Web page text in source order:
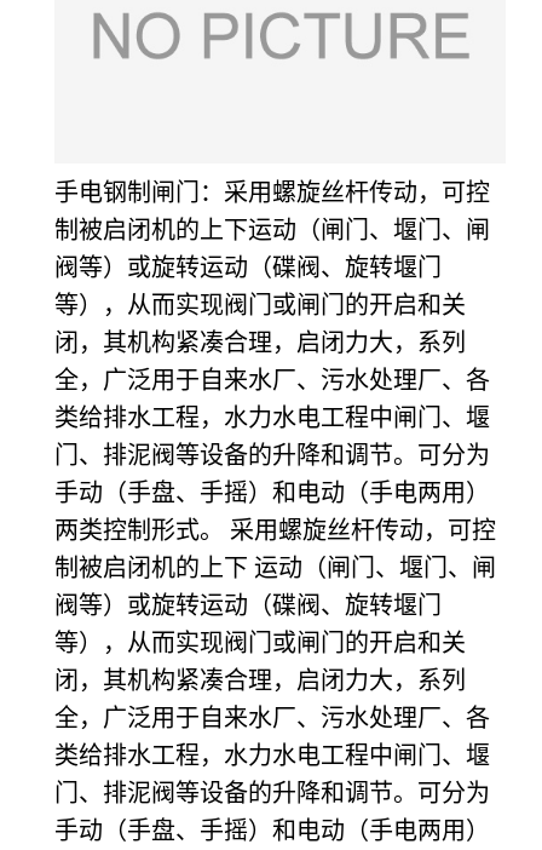
手电钢制闸门：采用螺旋丝杆传动，可控
制被启闭机的上下运动（闸门、堰门、闸
阀等）或旋转运动（碟阀、旋转堰门
等），从而实现阀门或闸门的开启和关
闭，其机构紧凑合理，启闭力大，系列
全，广泛用于自来水厂、污水处理厂、各
类给排水工程，水力水电工程中闸门、堰
门、排泥阀等设备的升降和调节。可分为
手动（手盘、手摇）和电动（手电两用）
两类控制形式。 采用螺旋丝杆传动，可控
制被启闭机的上下 运动（闸门、堰门、闸
阀等）或旋转运动（碟阀、旋转堰门
等），从而实现阀门或闸门的开启和关
闭，其机构紧凑合理，启闭力大，系列
全，广泛用于自来水厂、污水处理厂、各
类给排水工程，水力水电工程中闸门、堰
门、排泥阀等设备的升降和调节。可分为
手动（手盘、手摇）和电动（手电两用）